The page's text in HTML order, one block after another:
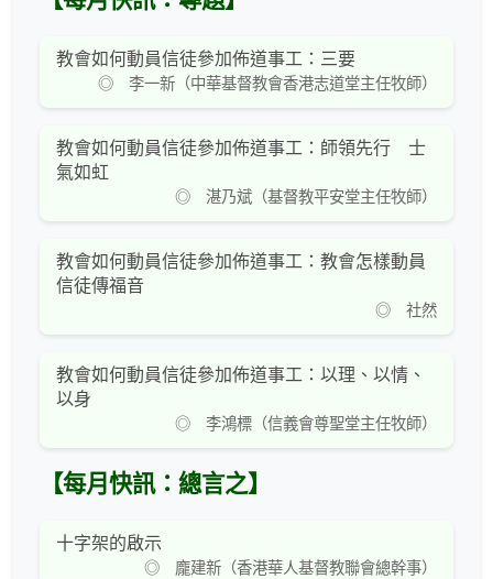
教會如何動員信徒參加佈道事工：三要
◎ 李一新（中華基督教會香港志道堂主任牧師）
教會如何動員信徒參加佈道事工：師領先行 士
氣如虹
◎ 湛乃斌（基督教平安堂主任牧師）
教會如何動員信徒參加佈道事工：教會怎樣動員
信徒傳福音
◎ 社然
教會如何動員信徒參加佈道事工：以理、以情、
以身
◎ 李鴻標（信義會尊聖堂主任牧師）
【每月快訊：總言之】
十字架的啟示
◎ 龐建新（香港華人基督教聯會總幹事）